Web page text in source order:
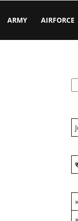
ARMY AIRFORCE
»